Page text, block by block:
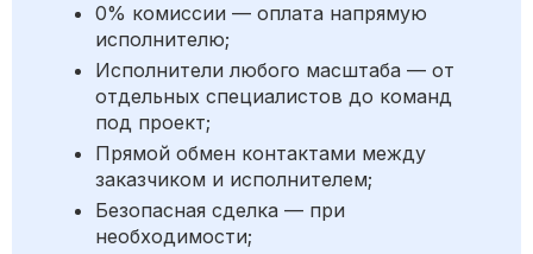
0% комиссии — оплата напрямую
исполнителю;
Исполнители любого масштаба — от
отдельных специалистов до команд
под проект;
Прямой обмен контактами между
заказчиком и исполнителем;
Безопасная сделка — при
необходимости;